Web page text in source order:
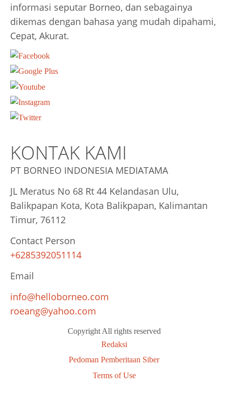
informasi seputar Borneo, dan sebagainya
dikemas dengan bahasa yang mudah dipahami,
Cepat, Akurat.
KONTAK KAMI
PT BORNEO INDONESIA MEDIATAMA
JL Meratus No 68 Rt 44 Kelandasan Ulu,
Balikpapan Kota, Kota Balikpapan, Kalimantan
Timur, 76112
Contact Person
+6285392051114
Email
info@helloborneo.com
roeang@yahoo.com
Copyright All rights reserved
Redaksi
Pedoman Pemberitaan Siber
Terms of Use